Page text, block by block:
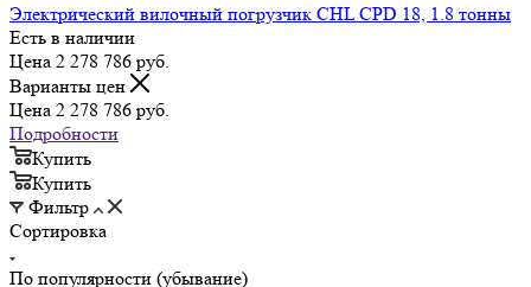
Электрический вилочный погрузчик CHL CPD 18, 1.8 тонны
Есть в наличии
Цена 2 278 786 руб.
Варианты цен
Цена 2 278 786 руб.
Подробности
Купить
Купить
Фильтр
Сортировка
По популярности (убывание)